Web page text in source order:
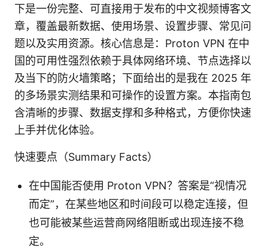
下是一份完整、可直接用于发布的中文视频博客文
章，覆盖最新数据、使用场景、设置步骤、常见问
题以及实用资源。核心信息是：Proton VPN 在中
国的可用性强烈依赖于具体网络环境、节点选择以
及当下的防火墙策略；下面给出的是我在 2025 年
的多场景实测结果和可操作的设置方案。本指南包
含清晰的步骤、数据支撑和多种格式，方便你快速
上手并优化体验。
快速要点（Summary Facts）
在中国能否使用 Proton VPN？答案是“视情况
而定”，在某些地区和时间段可以稳定连接，但
也可能被某些运营商网络阻断或出现连接不稳
定。